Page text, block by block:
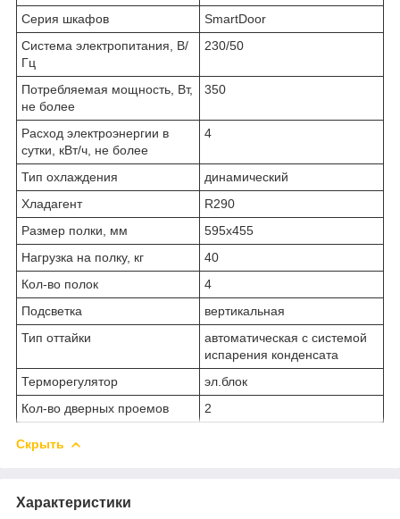
Серия шкафов
SmartDoor
Система электропитания, В/
Гц
230/50
Потребляемая мощность, Вт,
не более
350
Расход электроэнергии в
сутки, кВт/ч, не более
4
Тип охлаждения
динамический
Хладагент
R290
Размер полки, мм
595х455
Нагрузка на полку, кг
40
Кол-во полок
4
Подсветка
вертикальная
Тип оттайки
автоматическая с системой
испарения конденсата
Терморегулятор
эл.блок
Кол-во дверных проемов
2
Скрыть
Характеристики